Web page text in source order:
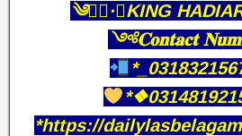
༄●⃝·★KING
༺𝐂𝐨𝐧𝐭𝐚𝐜𝐭
*https://